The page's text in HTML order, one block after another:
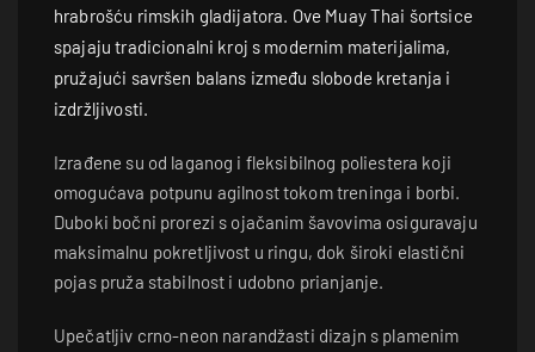
hrabrošću rimskih gladijatora. Ove Muay Thai šortsice
spajaju tradicionalni kroj s modernim materijalima,
pružajući savršen balans između slobode kretanja i
izdržljivosti.
Izrađene su od laganog i fleksibilnog poliestera koji
omogućava potpunu agilnost tokom treninga i borbi.
Duboki bočni prorezi s ojačanim šavovima osiguravaju
maksimalnu pokretljivost u ringu, dok široki elastični
pojas pruža stabilnost i udobno prianjanje.
Upečatljiv crno-neon narandžasti dizajn s plamenim